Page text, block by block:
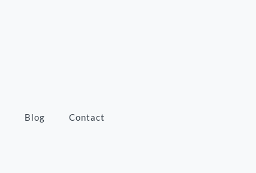
Blog Contact